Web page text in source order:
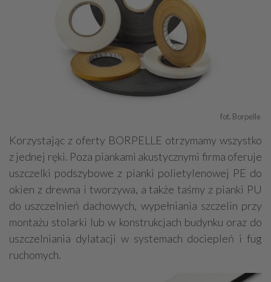
fot. Borpelle
Korzystając z oferty BORPELLE otrzymamy wszystko
z jednej ręki. Poza piankami akustycznymi firma oferuje
uszczelki podszybowe z pianki polietylenowej PE do
okien z drewna i tworzywa, a także taśmy z pianki PU
do uszczelnień dachowych, wypełniania szczelin przy
montażu stolarki lub w konstrukcjach budynku oraz do
uszczelniania dylatacji w systemach dociepleń i fug
ruchomych.